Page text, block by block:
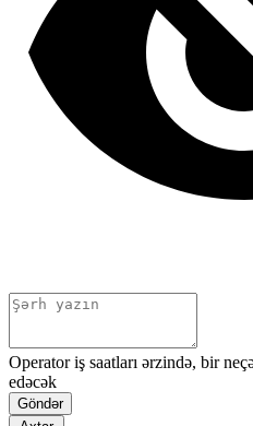
Operator iş saatları ərzində, bir
edəcək
Göndər